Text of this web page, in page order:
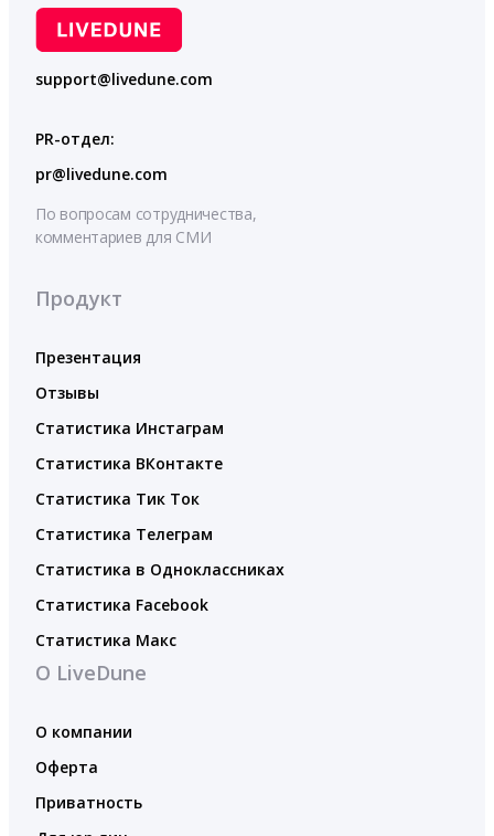
support@livedune.com
PR-отдел:
pr@livedune.com
По вопросам сотрудничества,
комментариев для СМИ
Продукт
Презентация
Отзывы
Статистика Инстаграм
Статистика ВКонтакте
Статистика Тик Ток
Статистика Телеграм
Статистика в Одноклассниках
Статистика Facebook
Статистика Макс
О LiveDune
О компании
Оферта
Приватность